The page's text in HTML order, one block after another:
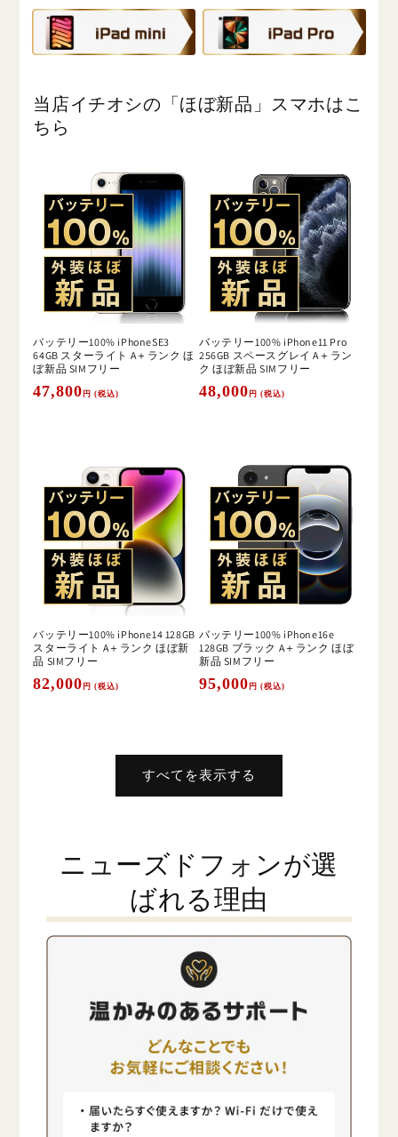
当店イチオシの「ほぼ新品」スマホはこ
ちら
バッテリー100% iPhoneSE3
64GB スターライト A＋ランク ほ
ぼ新品 SIMフリー
通
47,800 円 (税込)
バッテリー100% iPhone11 Pro
256GB スペースグレイ A＋ラン
ク ほぼ新品 SIMフリー
通
48,000 円 (税込)
バッテリー100% iPhone14 128GB
スターライト A＋ランク ほぼ新
品 SIMフリー
通
82,000 円 (税込)
バッテリー100% iPhone16e
128GB ブラック A＋ランク ほぼ
新品 SIMフリー
通
95,000 円 (税込)
すべてを表示する
ニューズドフォンが選
ばれる理由